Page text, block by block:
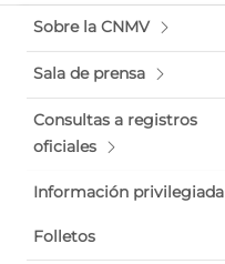
Sobre la CNMV
Sala de prensa
Consultas a registros
oficiales
Información privilegiada
Folletos